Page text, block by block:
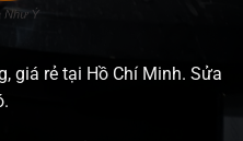
giá rẻ tại Hồ Chí Minh. Sửa